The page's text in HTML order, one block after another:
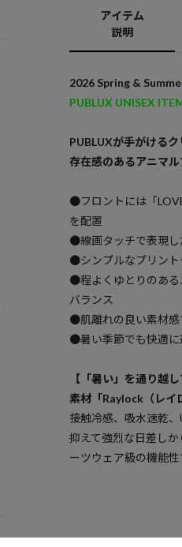
アイテム
説明
2026 Spring &
PUBLUX UNISEX
PUBLUXが手がける
存在感のあるアニマ
●フロントには「
を配置
●線画タッチで表現し
●シンプルなプリント
●程よくゆとりのある
バランス
●肌離れの良い素材感
●暑い季節でも快適に
【「暑い」を通り越
素材「Raylock（レイ
接触冷感、吸水速乾
抑えて強烈な日差し
ーツウェア級の機能